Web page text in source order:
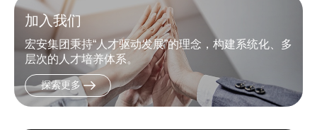
加入我们
宏安集团秉持“人才驱动发展”的理念，构建系统化、多
层次的人才培养体系。
探索更多